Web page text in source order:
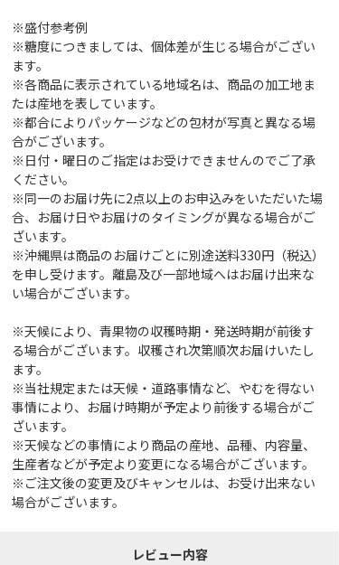
※盛付参考例
※糖度につきましては、個体差が生じる場合がござい
ます。
※各商品に表示されている地域名は、商品の加工地ま
たは産地を表しています。
※都合によりパッケージなどの包材が写真と異なる場
合がございます。
※日付・曜日のご指定はお受けできませんのでご了承
ください。
※同一のお届け先に2点以上のお申込みをいただいた場
合、お届け日やお届けのタイミングが異なる場合がご
ざいます。
※沖縄県は商品のお届けごとに別途送料330円（税込）
を申し受けます。離島及び一部地域へはお届け出来な
い場合がございます。
※天候により、青果物の収穫時期・発送時期が前後す
る場合がございます。収穫され次第順次お届けいたし
ます。
※当社規定または天候・道路事情など、やむを得ない
事情により、お届け時期が予定より前後する場合がご
ざいます。
※天候などの事情により商品の産地、品種、内容量、
生産者などが予定より変更になる場合がございます。
※ご注文後の変更及びキャンセルは、お受け出来ない
場合がございます。
レビュー内容